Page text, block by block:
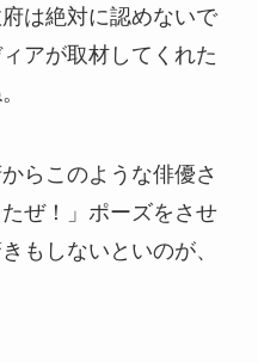
は絶対に認めないで
アが取材してくれた
らこのような俳優さ
ぜ！」ポーズをさせ
もしないといのが、